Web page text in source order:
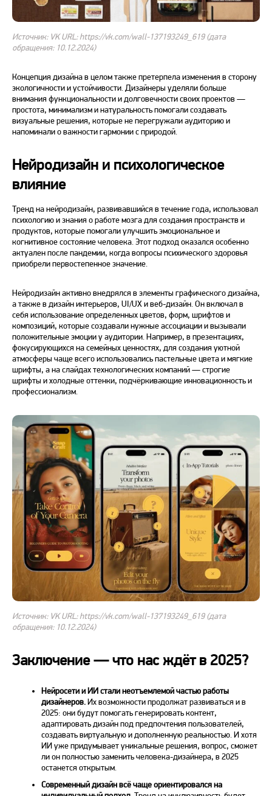
Источник: VK URL: https://vk.com/wall-137193249_619 (дата
обращения: 10.12.2024)
Концепция дизайна в целом также претерпела изменения в сторону
экологичности и устойчивости. Дизайнеры уделяли больше
внимания функциональности и долговечности своих проектов —
простота, минимализм и натуральность помогали создавать
визуальныерешения, которые не перегружали аудиторию и
напоминали о важности гармонии с природой.
Нейродизайн и психологическое
влияние
Трендна нейродизайн, развивавшийся в течение года, использовал
психологию и знания о работе мозга для создания пространств и
продуктов, которые помогали улучшить эмоциональное и
когнитивное состояние человека. Этот подход оказался особенно
актуален после пандемии, когда вопросы психического здоровья
приобрели первостепенное значение.
Нейродизайн активно внедрялся в элементы графического дизайна,
а также в дизайн интерьеров, UI/UX ивеб-дизайн. Он включал в
себя использование определенных цветов, форм, шрифтов и
композиций, которые создавали нужные ассоциации и вызывали
положительные эмоции у аудитории. Например, в презентациях,
фокусирующихся на семейных ценностях, для создания уютной
атмосферы чаще всего использовались пастельные цвета и мягкие
шрифты, а на слайдах технологических компаний — строгие
шрифты и холодные оттенки, подчёркивающие инновационность и
профессионализм.
Источник: VK URL: https://vk.com/wall-137193249_619 (дата
обращения: 10.12.2024)
Заключение — что нас ждёт в 2025?
Нейросети и ИИ стали неотъемлемой частью работы
дизайнеров.Их возможности продолжат развиваться и в
2025: они будут помогать генерировать контент,
адаптироватьдизайнпод предпочтения пользователей,
создавать виртуальную и дополненную реальностью. И хотя
ИИ уже придумывает уникальныерешения, вопрос, сможет
ли он полностью заменить человека-дизайнера, в 2025
останется открытым.
Современныйдизайнвсё чаще ориентировался на